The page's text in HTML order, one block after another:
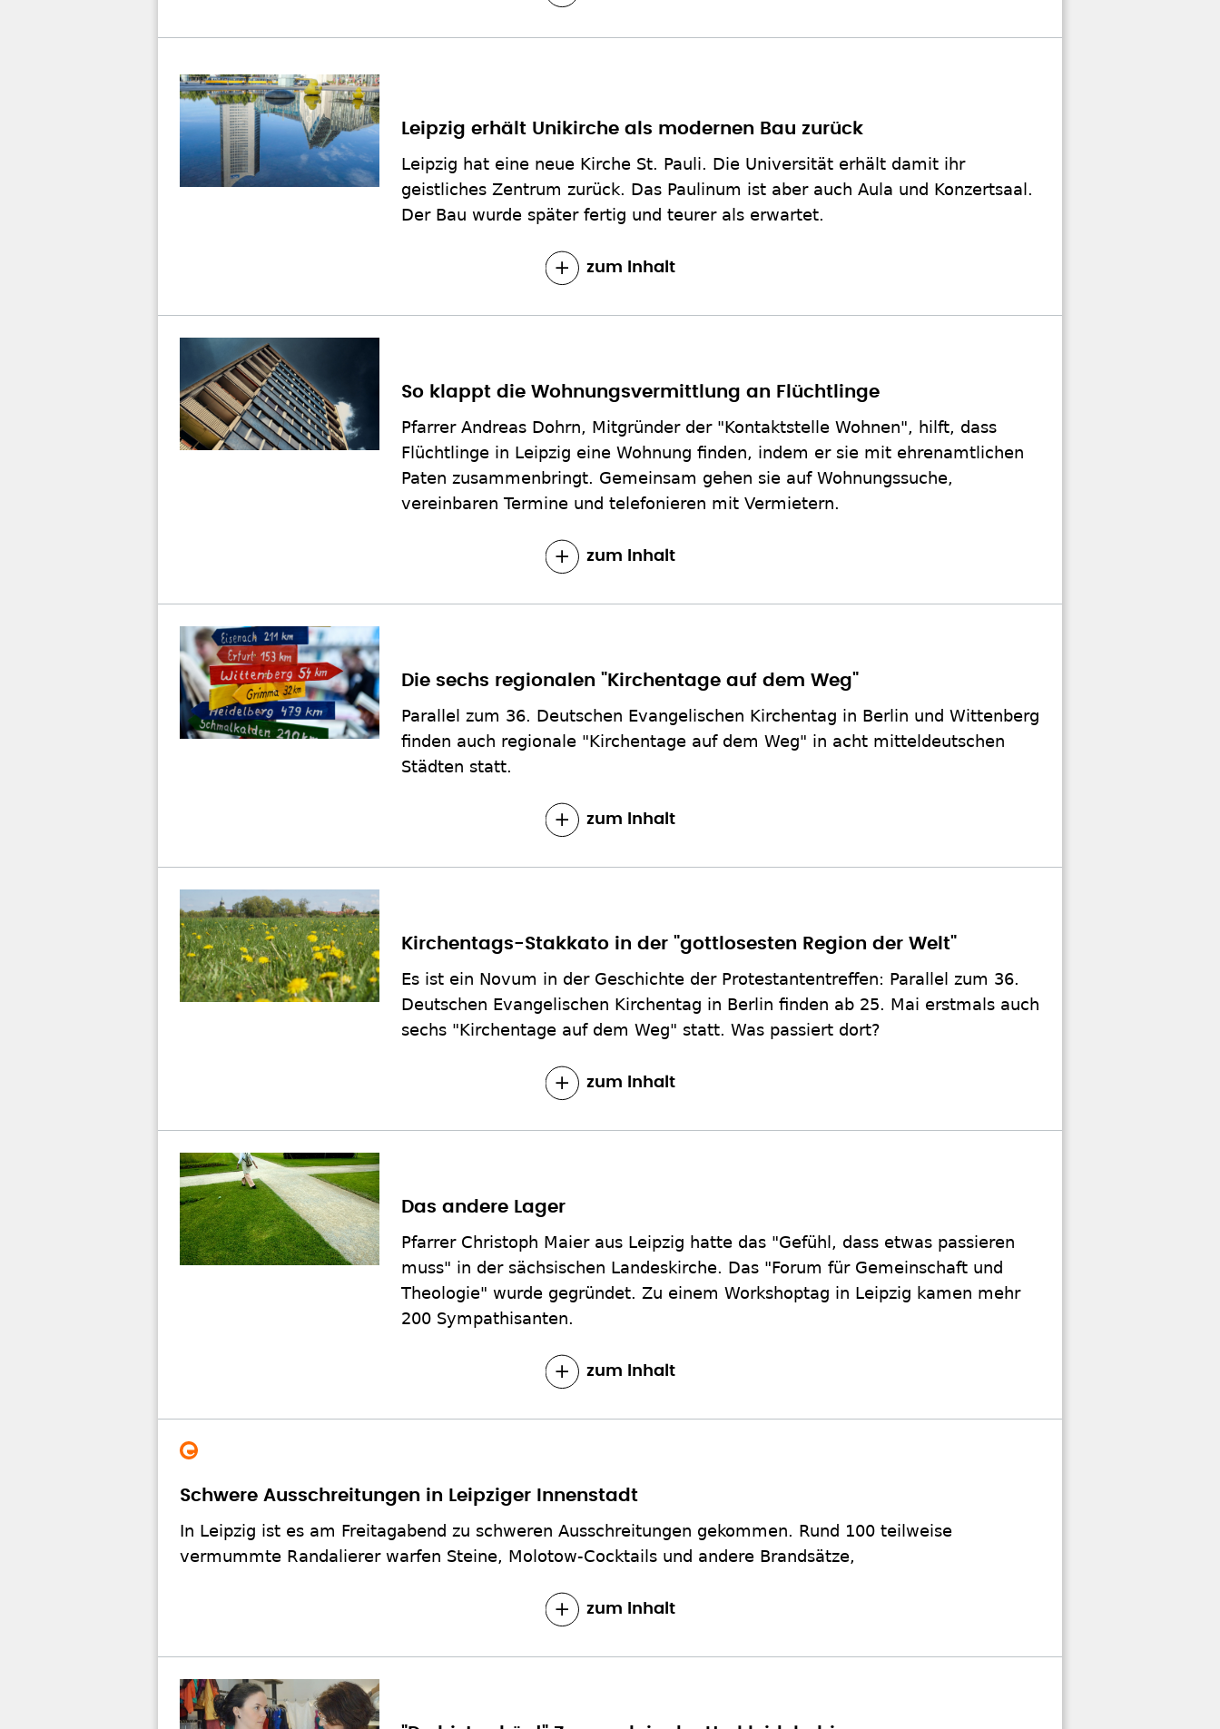
Leipzig erhält Unikirche als modernen Bau zurück
Leipzig hat eine neue Kirche St. Pauli. Die Universität erhält damit ihr
geistliches Zentrum zurück. Das Paulinum ist aber auch Aula und Konzertsaal.
Der Bau wurde später fertig und teurer als erwartet.
zum Inhalt
So klappt die Wohnungsvermittlung an Flüchtlinge
Pfarrer Andreas Dohrn, Mitgründer der "Kontaktstelle Wohnen", hilft, dass
Flüchtlinge in Leipzig eine Wohnung finden, indem er sie mit ehrenamtlichen
Paten zusammenbringt. Gemeinsam gehen sie auf Wohnungssuche,
vereinbaren Termine und telefonieren mit Vermietern.
zum Inhalt
Die sechs regionalen "Kirchentage auf dem Weg"
Parallel zum 36. Deutschen Evangelischen Kirchentag in Berlin und Wittenberg
finden auch regionale "Kirchentage auf dem Weg" in acht mitteldeutschen
Städten statt.
zum Inhalt
Kirchentags-Stakkato in der "gottlosesten Region der Welt"
Es ist ein Novum in der Geschichte der Protestantentreffen: Parallel zum 36.
Deutschen Evangelischen Kirchentag in Berlin finden ab 25. Mai erstmals auch
sechs "Kirchentage auf dem Weg" statt. Was passiert dort?
zum Inhalt
Das andere Lager
Pfarrer Christoph Maier aus Leipzig hatte das "Gefühl, dass etwas passieren
muss" in der sächsischen Landeskirche. Das "Forum für Gemeinschaft und
Theologie" wurde gegründet. Zu einem Workshoptag in Leipzig kamen mehr
200 Sympathisanten.
zum Inhalt
Schwere Ausschreitungen in Leipziger Innenstadt
In Leipzig ist es am Freitagabend zu schweren Ausschreitungen gekommen. Rund 100 teilweise
vermummte Randalierer warfen Steine, Molotow-Cocktails und andere Brandsätze,
zum Inhalt